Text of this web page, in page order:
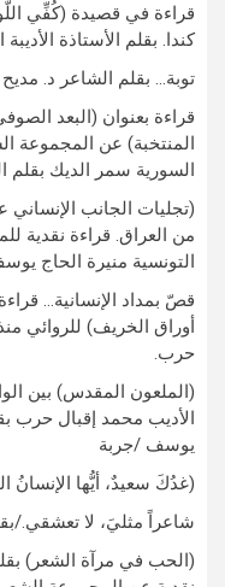
قراءة في قصيدة (كُفِّي
كندا. بقلم الأستاذة
توبة… بقلم الشاعر د.
قراءة بعنوان (البعد
المنتخبة) عن المجموعة
السورية سمر الديك بقلم
(تجليات الجانب الإنساني
من العراق. قراءة نقدية
التونسية منيرة الحاج
قصّ بمداد الإنسانية…
أوراق الخريف) للروائي
حرب.
(الملعون المقدس) بين
الأديب محمد إقبال حرب
يوسف /جربة
(غدُكَ سعيدٌ، أيُّها الإنسانُ
شاعراً مثليَ، لا تعشقي./
(الحب في مرآة الشعر)